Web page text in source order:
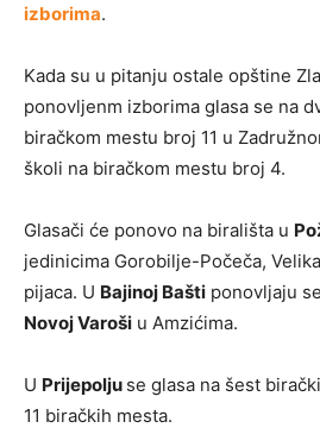
izborima.
Kada su u pitanju ostale opštine
ponovljenm izborima glasa se na
biračkom mestu broj 11 u
školi na biračkom mestu broj 4.
Glasači će ponovo na birališta u
jedinicima Gorobilje-Počeča,
pijaca. U Bajinoj Bašti ponovljaju
Novoj Varoši u Amzićima.
U Prijepolju se glasa na šest
11 biračkih mesta.